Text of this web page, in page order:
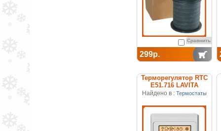
Сравнить
299р.
Терморегулятор RTC
E51.716 LAVITA
Найдено в : Термостаты